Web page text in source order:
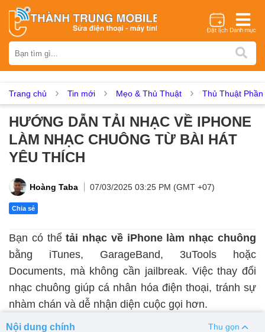
iPhone Samsung Oppo Xiaomi Realme Vivo
Asus Sony Vertu LG Tecno
Dịch vụ sửa chữa
Thay màn hình
Thay mic Thay rung Thay main Unlock - Mở Khoá
Màn hình Vsmart Màn hình Google Pixel
Thay pin
Pin iPhone Pin Samsumg Pin Oppo
Pin Realme
Trang chủ Tin mới Mẹo & Thủ Thuật Thủ Thuật
HƯỚNG DẪN TẢI NHẠC VỀ IPHONE
LÀM NHẠC CHUÔNG TỪ BÀI HÁT
YÊU THÍCH
Hoàng Taba 07/03/2025 03:25 PM (GMT +07)
Chia sẻ
Bạn có thểtải nhạc về iPhone làm nhạc chuông
bằng iTunes, GarageBand, 3uTools hoặc
Documents, mà không cần jailbreak. Việc thay đổi
nhạc chuông giúp cá nhân hóa điện thoại, tránh sự
nhàm chán và dễ nhận diện cuộc gọi hơn.
Nội dung chính Thu gọn